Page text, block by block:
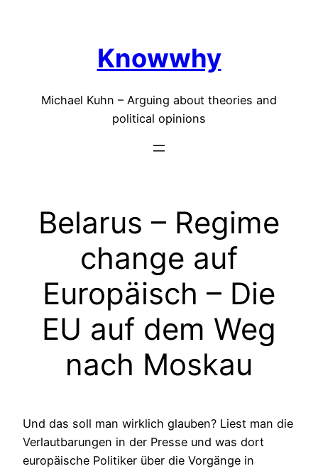
Knowwhy
Michael Kuhn – Arguing about theories and
political opinions
Belarus – Regime
change auf
Europäisch – Die
EU auf dem Weg
nach Moskau
Und das soll man wirklich glauben? Liest man die
Verlautbarungen in der Presse und was dort
europäische Politiker über die Vorgänge in